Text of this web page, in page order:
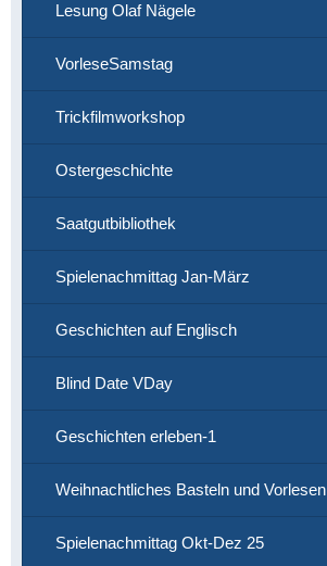
Lesung Olaf Nägele
VorleseSamstag
Trickfilmworkshop
Ostergeschichte
Saatgutbibliothek
Spielenachmittag Jan-März
Geschichten auf Englisch
Blind Date VDay
Geschichten erleben-1
Weihnachtliches Basteln und Vorlesen
Spielenachmittag Okt-Dez 25